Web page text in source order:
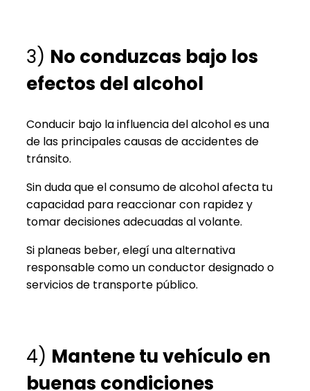
3) No conduzcas bajo los
efectos del alcohol
Conducir bajo la influencia del alcohol es una
de las principales causas de accidentes de
tránsito.
Sin duda que el consumo de alcohol afecta tu
capacidad para reaccionar con rapidez y
tomar decisiones adecuadas al volante.
Si planeas beber, elegí una alternativa
responsable como un conductor designado o
servicios de transporte público.
4) Mantene tu vehículo en
buenas condiciones